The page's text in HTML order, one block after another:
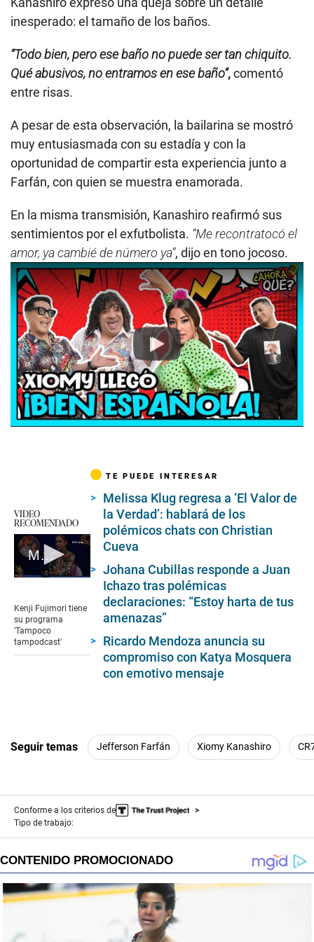
inesperado: el tamaño de los baños.
“Todo bien, pero ese baño no puede ser tan chiquito.
Qué abusivos, no entramos en ese baño”,comentó
entre risas.
A pesar de esta observación, la bailarina se mostró
muy entusiasmada con su estadía y con la
oportunidad de compartir esta experiencia junto a
Farfán, con quien se muestra enamorada.
En la misma transmisión, Kanashiro reafirmó sus
sentimientos por el exfutbolista. “Me recontratocó el
amor, ya cambié de número ya”, dijo en tono jocoso.
Play
VIDEO
RECOMENDADO
María Pía Copello visitó a Kenji Fujimori y habló de Magaly Medina
of
3
minutes,
46
seconds
Kenji Fujimori tiene
su programa
'Tampoco
tampodcast'
TE PUEDE INTERESAR
Melissa Klug regresa a ‘El Valor de
la Verdad’: hablará de los
polémicos chats con Christian
Cueva
Johana Cubillas responde a Juan
Ichazo tras polémicas
declaraciones: “Estoy harta de tus
amenazas”
Ricardo Mendoza anuncia su
compromiso con Katya Mosquera
con emotivo mensaje
Seguir temas Jefferson Farfán Xiomy Kanashiro
Conforme a los criterios de
Tipo de trabajo: